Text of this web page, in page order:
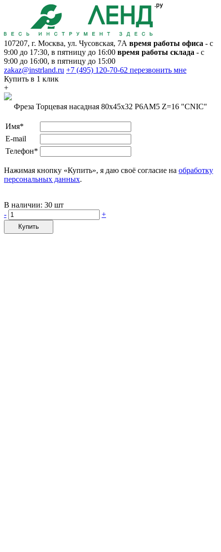
107207, г. Москва, ул. Чусовская, 7А время работы офиса - с
9:00 до 17:30, в пятницу до 16:00 время работы склада - с
9:00 до 16:00, в пятницу до 15:00
zakaz@instrland.ru +7 (495) 120-70-62 перезвонить мне
Купить в 1 клик
+
Фреза Торцевая насадная 80х45х32 Р6АМ5 Z=16 "CNIC"
Имя*
E-mail
Телефон*
Нажимая кнопку «Купить», я даю своё согласие на обработку
персональных данных.
В наличии: 30 шт
-
+
Купить